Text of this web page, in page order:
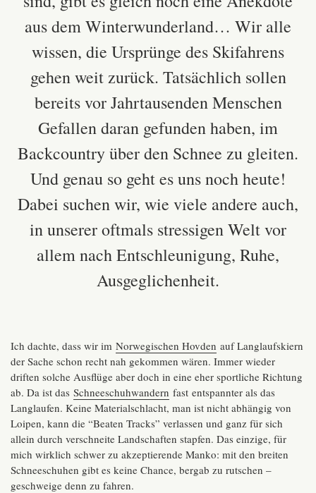
aus dem Winterwunderland… Wir alle
wissen, die Ursprünge des Skifahrens
gehen weit zurück. Tatsächlich sollen
bereits vor Jahrtausenden Menschen
Gefallen daran gefunden haben, im
Backcountry über den Schnee zu gleiten.
Und genau so geht es uns noch heute!
Dabei suchen wir, wie viele andere auch,
in unserer oftmals stressigen Welt vor
allem nach Entschleunigung, Ruhe,
Ausgeglichenheit.
Ich dachte, dass wir im Norwegischen Hovden auf Langlaufskiern
der Sache schon recht nah gekommen wären. Immer wieder
driften solche Ausflüge aber doch in eine eher sportliche Richtung
ab. Da ist das Schneeschuhwandern fast entspannter als das
Langlaufen. Keine Materialschlacht, man ist nicht abhängig von
Loipen, kann die “Beaten Tracks” verlassen und ganz für sich
allein durch verschneite Landschaften stapfen. Das einzige, für
mich wirklich schwer zu akzeptierende Manko: mit den breiten
Schneeschuhen gibt es keine Chance, bergab zu rutschen –
geschweige denn zu fahren.